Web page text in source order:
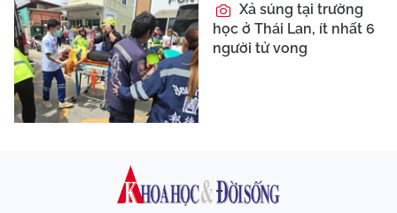
Xả súng tại trường
học ở Thái Lan, ít nhất 6
người tử vong